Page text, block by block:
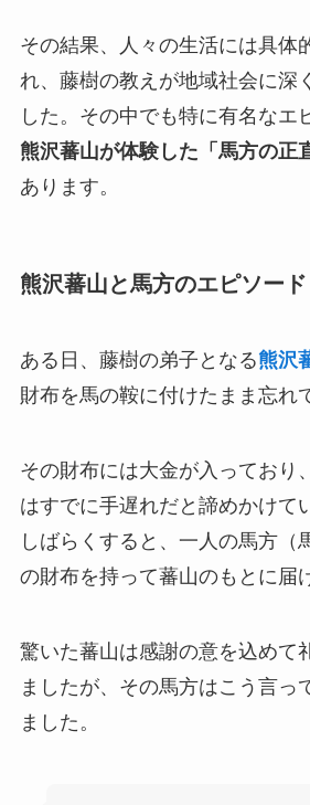
その結果、人々の生活には具体
れ、藤樹の教えが地域社会に深
した。その中でも特に有名なエ
熊沢蕃山が体験した「馬方の正
あります。
熊沢蕃山と馬方のエピソード
ある日、藤樹の弟子となる熊沢
財布を馬の鞍に付けたまま忘れ
その財布には大金が入っており
はすでに手遅れだと諦めかけて
しばらくすると、一人の馬方（
の財布を持って蕃山のもとに届
驚いた蕃山は感謝の意を込めて
ましたが、その馬方はこう言っ
ました。